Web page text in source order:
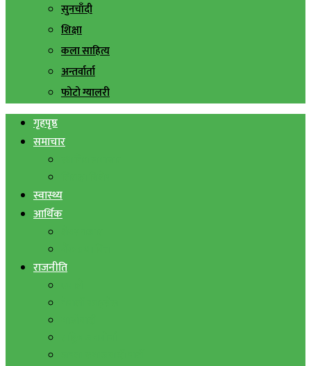
सुनचाँदी
शिक्षा
कला साहित्य
अन्तर्वार्ता
फोटो ग्यालरी
गृहपृष्ठ
समाचार
स्वास्थ्य
आर्थिक
राजनीति